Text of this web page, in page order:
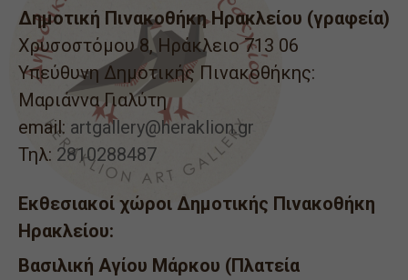
Δημοτική Πινακοθήκη Ηρακλείου (γραφεία)
Χρυσοστόμου 8, Ηράκλειο 713 06
Υπεύθυνη Δημοτικής Πινακοθήκης:
Μαριάννα Γιαλύτη
email: artgallery@heraklion.gr
Τηλ: 2810288487
Εκθεσιακοί χώροι Δημοτικής Πινακοθήκη
Ηρακλείου:
Βασιλική Αγίου Μάρκου (Πλατεία